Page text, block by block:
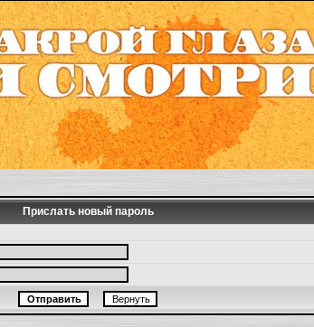
Прислать новый пароль